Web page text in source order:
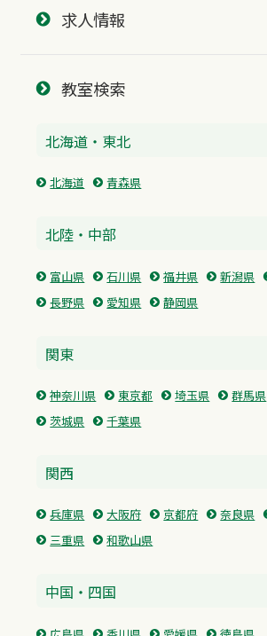
求人情報
教室検索
北海道・東北
北海道 青森県
北陸・中部
富山県 石川県 福井県 新潟県
長野県
愛知県 静岡県
関東
神奈川県 東京都 埼玉県 群馬県
茨城県
千葉県
関西
兵庫県 大阪府 京都府 奈良県
三重県
和歌山県
中国・四国